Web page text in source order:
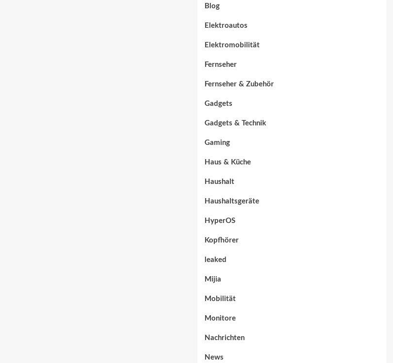
Blog
Elektroautos
Elektromobilität
Fernseher
Fernseher & Zubehör
Gadgets
Gadgets & Technik
Gaming
Haus & Küche
Haushalt
Haushaltsgeräte
HyperOS
Kopfhörer
leaked
Mijia
Mobilität
Monitore
Nachrichten
News